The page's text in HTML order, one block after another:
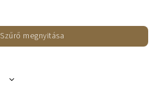
Szűrő megnyitása